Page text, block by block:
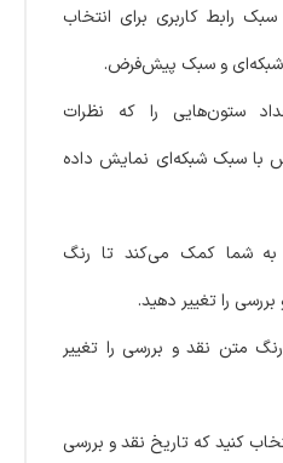
2 سبک رابط کاربری برای انتخاب
شبکه‌ای و سبک پیش‌فرض.
ستون‌هایی را که نظرات
با سبک شبکه‌ای نمایش داده
به شما کمک می‌کند تا رنگ
را تغییر دهید.
متن نقد و بررسی را تغییر
کنید که تاریخ نقد و بررسی